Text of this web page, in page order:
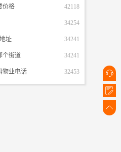
价格 42118
34254
址 34241
个街道 34241
物业电话 32453 

